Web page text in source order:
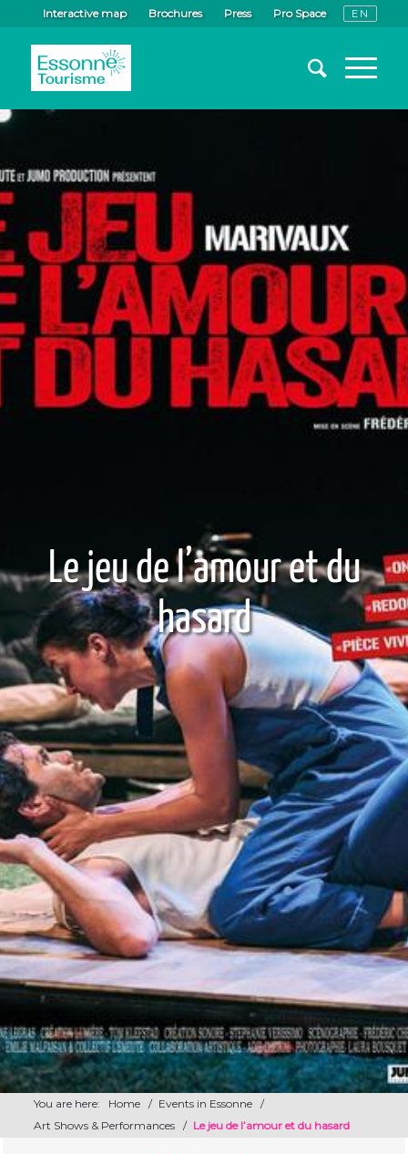
Interactive map Brochures Press Pro Space
Le jeu de l’amour et du
hasard
You are here: Home / Events in Essonne
/
Art Shows & Performances
/ Le jeu de l’amour et du hasard